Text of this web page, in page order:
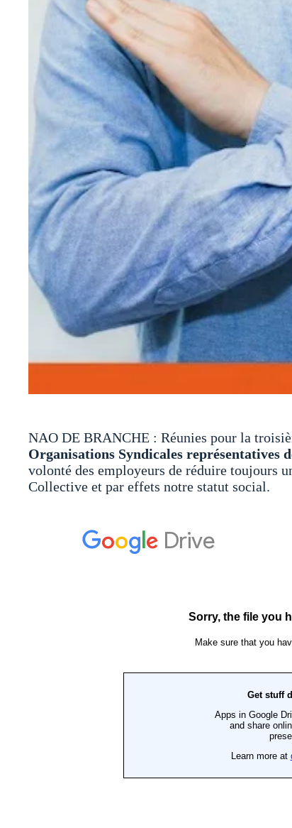
NAO DE BRANCHE : Réunies pour la
Organisations Syndicales représentatives
volonté des employeurs de réduire toujours
Collective et par effets notre statut social.